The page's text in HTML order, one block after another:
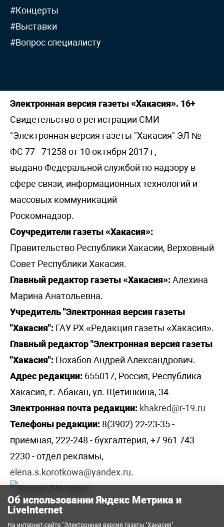
#Концерты
#Выставки
#Вопрос специалисту
Электронная версия газеты «Хакасия». 16+
Свидетельство о регистрации СМИ
"Электронная версия газеты "Хакасия" ЭЛ №
ФС 77 - 71258 от 10 октября 2017 г,
выдано Федеральной службой по надзору в
сфере связи, информационных технологий и
массовых коммуникаций
Роскомнадзор.
Соучредители газеты «Хакасия»:
Правительство Республики Хакасии, Верховный
Совет Республики Хакасия.
Главный редактор газеты «Хакасия»:Алехина
Марина Анатольевна.
Учредитель "Электронная версия газеты
"Хакасия": ГАУ РХ «Редакция газеты «Хакасия».
Главный редактор "Электронная версия газеты
"Хакасия": Похабов Андрей Александрович.
Адрес редакции: 655017, Россия, Республика
Хакасия, г. Абакан, ул. Щетинкина, 34
Электронная почта редакции: khakred@r-19.ru
Телефоны редакции: 8(3902) 22-23-35 -
приемная, 222-248 - бухгалтерия, +7 961 743
2230 - отдел рекламы,
elena.s.korotkowa@yandex.ru.
Об использовании Яндекс Метрика и
LiveInternet
На интернет-сайте "Электронная версия газеты "Хакасия"